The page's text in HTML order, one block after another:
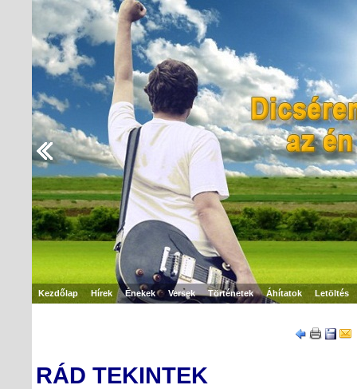
Kezdőlap Hírek Énekek Versek Történetek Áhítatok Letöltés
RÁD TEKINTEK